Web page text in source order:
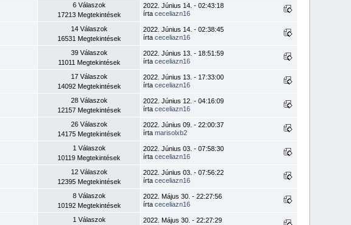
6 Válaszok
17213 Megtekintések
2022. Június 14. - 02:43:18
írtaceceliazn16
14 Válaszok
16531 Megtekintések
2022. Június 14. - 02:38:45
írtaceceliazn16
39 Válaszok
11011 Megtekintések
2022. Június 13. - 18:51:59
írtaceceliazn16
17 Válaszok
14092 Megtekintések
2022. Június 13. - 17:33:00
írtaceceliazn16
28 Válaszok
12157 Megtekintések
2022. Június 12. - 04:16:09
írtaceceliazn16
26 Válaszok
14175 Megtekintések
2022. Június 09. - 22:00:37
írtamarisolxb2
1 Válaszok
10119 Megtekintések
2022. Június 03. - 07:58:30
írtaceceliazn16
12 Válaszok
12395 Megtekintések
2022. Június 03. - 07:56:22
írtaceceliazn16
8 Válaszok
10192 Megtekintések
2022. Május 30. - 22:27:56
írtaceceliazn16
1 Válaszok
2022. Május 30. - 22:27:29